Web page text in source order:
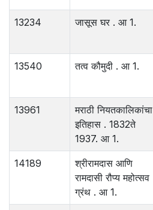
13234 जासूस घर . आ 1.
13540 तत्व कौमुदी . आ 1.
13961
मराठी नियतकालिकांचा
इतिहास . 1832ते
1937. आ 1.
14189
श्रीरामदास आणि
रामदासी रौप्य महोत्सव
ग्रंथ . आ 1.